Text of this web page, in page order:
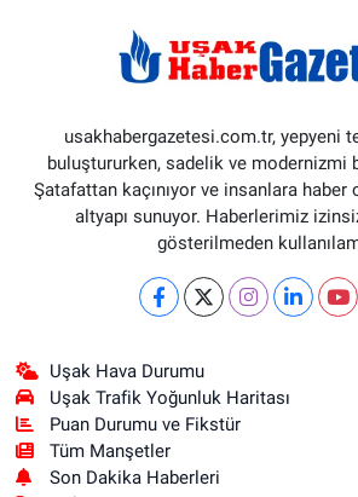
usakhabergazetesi.com.tr, yepyeni
buluştururken, sadelik ve modernizmi
Şatafattan kaçınıyor ve insanlara
altyapı sunuyor. Haberlerimiz
gösterilmeden
Uşak Hava Durumu
Uşak Trafik Yoğunluk Haritası
Puan Durumu ve Fikstür
Tüm Manşetler
Son Dakika Haberleri